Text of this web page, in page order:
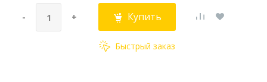
- + Купить
Быстрый заказ